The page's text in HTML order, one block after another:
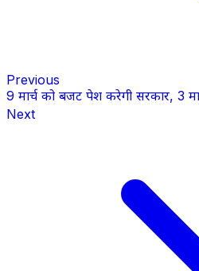
Previous
9 मार्च को बजट पेश करेगी सरकार, 3
Next